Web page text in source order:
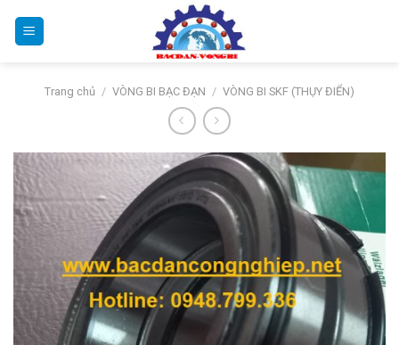
Trang chủ / VÒNG BI BẠC ĐẠN / VÒNG BI SKF (THỤY ĐIỂN)